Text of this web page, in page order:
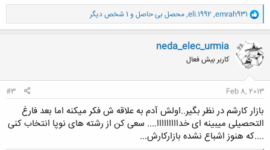
و
ا
ک
ن
ش
ه
ا
emrah931
,
eli.1992
,محصل بی حاصل و 1 شخص دیگر
neda_elec_urmia
کاربر بیش فعال
Feb 8, 2013
#3
بازار کارشم در نظر بگیر..اولش آدم به علاقه ش فکر میکنه اما بعد فارغ
التحصیلی میبینه ای خدااااااااا.... سعی کن از رشته های نوپا انتخاب کنی
....که هنوز اشباع نشده بازارکارش...